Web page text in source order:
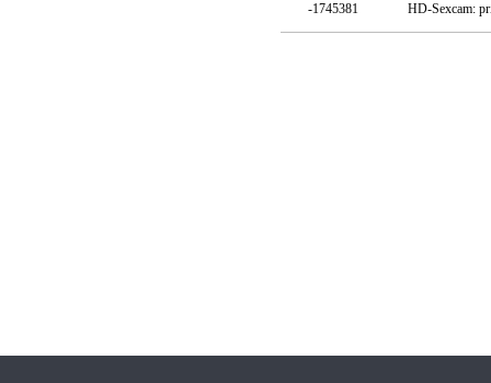
-1745381 HD-Sexcam: